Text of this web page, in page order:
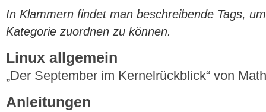
In Klammern findet man beschreibende Tags,
Kategorie zuordnen zu können.
Linux allgemein
„Der September im Kernelrückblick“ von
Anleitungen